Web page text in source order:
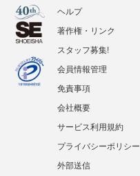
ヘルプ
著作権・リンク
スタッフ募集!
会員情報管理
免責事項
会社概要
サービス利用規約
プライバシーポリシー
外部送信